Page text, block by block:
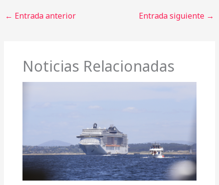
← Entrada anterior Entrada siguiente →
Noticias Relacionadas